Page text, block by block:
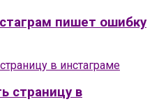
пишет ошибку
страницу в